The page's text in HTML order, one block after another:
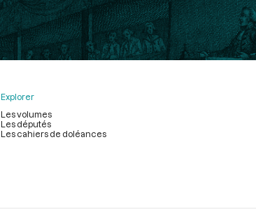
Explorer
Les volumes
Les députés
Les cahiers de doléances